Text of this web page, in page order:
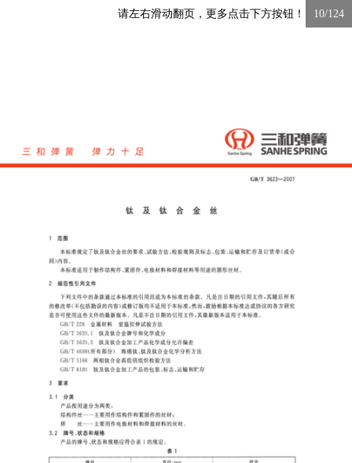
请左右滑动翻页，更多点击下方按钮！ 10/124